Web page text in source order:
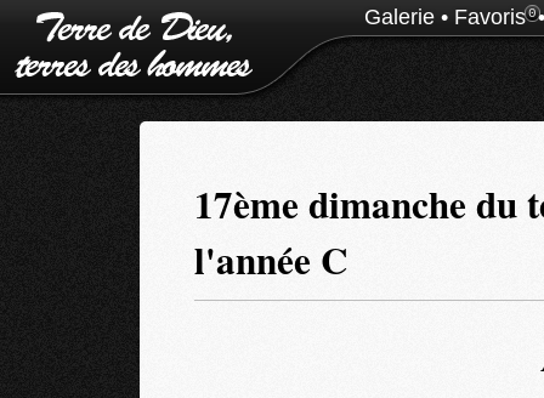
Galerie • Favoris0
17ème dimanche du
l'année C